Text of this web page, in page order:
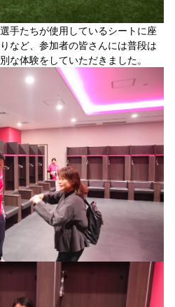
手たちが使用しているシートに座
など、参加者の皆さんには普段は
な体験をしていただきました。